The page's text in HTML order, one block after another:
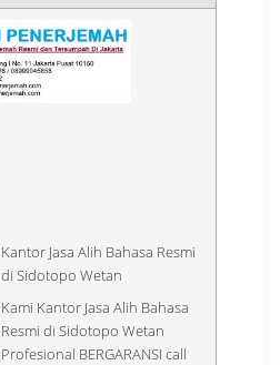
Kantor Jasa Alih Bahasa Resmi
di Sidotopo Wetan
Kami Kantor Jasa Alih Bahasa
Resmi di Sidotopo Wetan
Profesional BERGARANSI call